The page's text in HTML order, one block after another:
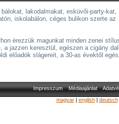
lakodalmakat, esküvői-party-kat,
iskolabálon, céges bulikon szerte az
érezzük magunkat minden zenei
a jazzen keresztül, egészen a cigány
előadók slágereit, a 30-as évektől
Impresszum Médiaajánlat
magyar| english| deutsch